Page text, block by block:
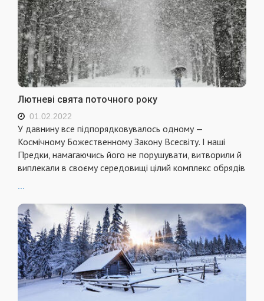
Лютневі свята поточного року
01.02.2022
У давнину все підпорядковувалось одному —
Космічному Божественному Закону Всесвіту. І наші
Предки, намагаючись його не порушувати, витворили й
виплекали в своєму середовищі цілий комплекс обрядів
...